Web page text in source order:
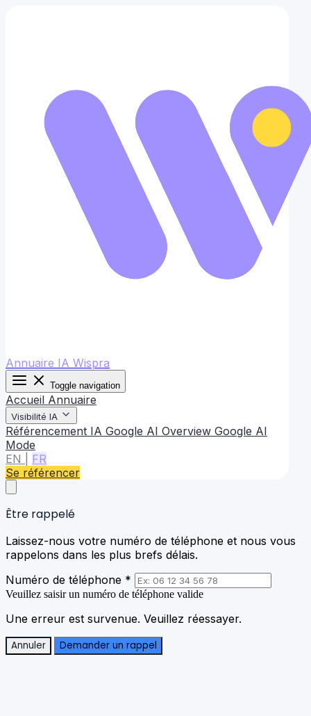
Annuaire IA Wispra
Toggle navigation
Accueil Annuaire
Visibilité IA
Référencement IA Google AI Overview Google AI
Mode
EN
FR
Se référencer
Être rappelé
Laissez-nous votre numéro de téléphone et nous vous
rappelons dans les plus brefs délais.
Numéro de téléphone *
Veuillez saisir un numéro de téléphone valide
Une erreur est survenue. Veuillez réessayer.
Annuler Demander un rappel